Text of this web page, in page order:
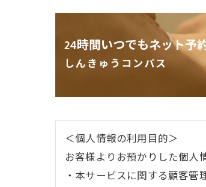
24時間いつでもネット予
しんきゅうコンパス
＜個人情報の利用目的＞
お客様よりお預かりした個人
・本サービスに関する顧客管